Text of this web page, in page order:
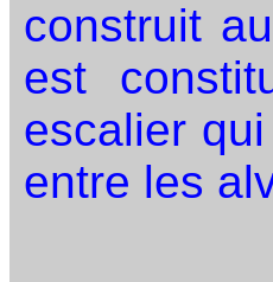
construit
est
escalier
entre les